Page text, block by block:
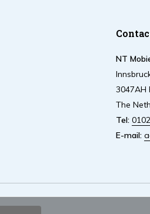
NT
3047AH
The
Tel:
E-mail: